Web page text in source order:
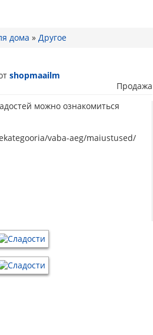
дома » Другое
shopmaailm
Продажа
можно ознакомиться
vaba-aeg/maiustused/